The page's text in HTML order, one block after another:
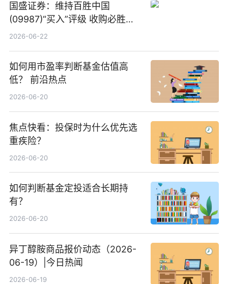
国盛证券：维持百胜中国
(09987)“买入”评级 收购必胜客
中国增厚利润加速成长 信息
2026-06-22
如何用市盈率判断基金估值高
低？ 前沿热点
2026-06-20
焦点快看：投保时为什么优先选
重疾险？
2026-06-20
如何判断基金定投适合长期持
有？
2026-06-20
异丁醇胺商品报价动态（2026-
06-19）|今日热闻
2026-06-19